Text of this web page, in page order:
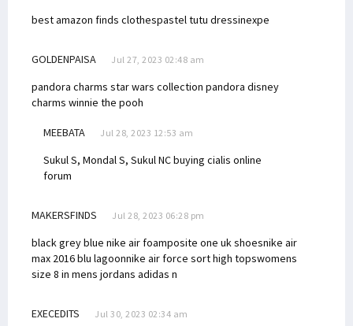
best amazon finds clothespastel tutu dressinexpe
GOLDENPAISA Jul 27, 2023 02:48 am
pandora charms star wars collection pandora disney
charms winnie the pooh
MEEBATA Jul 28, 2023 12:53 am
Sukul S, Mondal S, Sukul NCbuying cialis online
forum
MAKERSFINDS Jul 28, 2023 06:28 pm
black grey blue nike air foamposite one uk shoesnike air
max 2016 blu lagoonnike air force sort high topswomens
size 8 in mens jordans adidas n
EXECEDITS Jul 30, 2023 02:34 am